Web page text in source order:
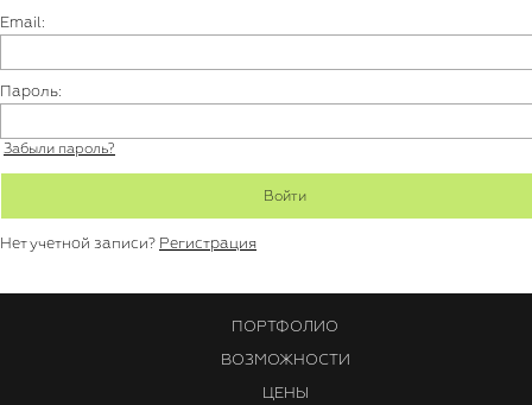
Email:
Пароль:
Забыли пароль?
Нет учетной записи? Регистрация
ПОРТФОЛИО
ВОЗМОЖНОСТИ
ЦЕНЫ